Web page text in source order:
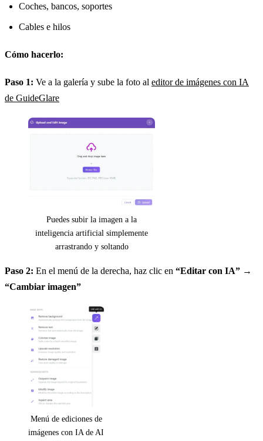
Coches, bancos, soportes
Cables e hilos
Cómo hacerlo:
Paso 1: Ve a la galería y sube la foto al editor de imágenes con IA
de GuideGlare
Puedes subir la imagen a la
inteligencia artificial simplemente
arrastrando y soltando
Paso 2: En el menú de la derecha, haz clic en “Editar con IA” →
“Cambiar imagen”
Menú de ediciones de
imágenes con IA de AI